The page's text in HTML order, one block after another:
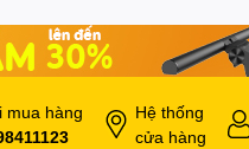
mua hàng
Hệ thống
cửa hàng